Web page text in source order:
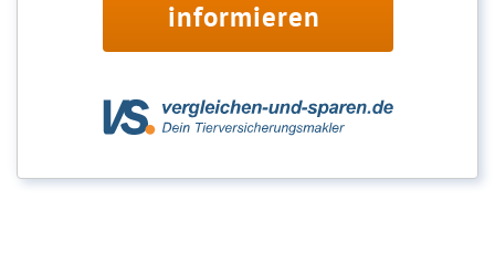
informieren